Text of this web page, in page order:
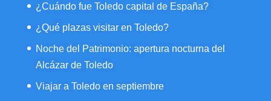
¿Cuándo fue Toledo capital de España?
¿Qué plazas visitar en Toledo?
Noche del Patrimonio: apertura nocturna del
Alcázar de Toledo
Viajar a Toledo en septiembre